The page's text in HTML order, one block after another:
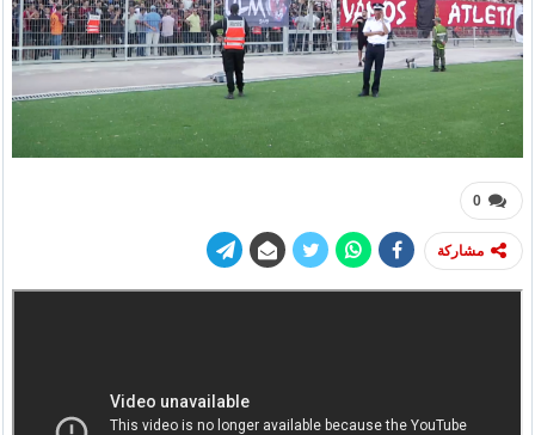
0
مشاركة